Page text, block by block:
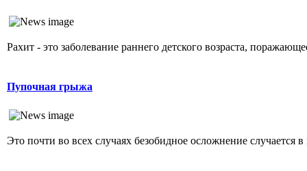
Рахит - это заболевание раннего детского возраста,
Пупочная грыжа
Это почти во всех случаях безобидное осложнение случается